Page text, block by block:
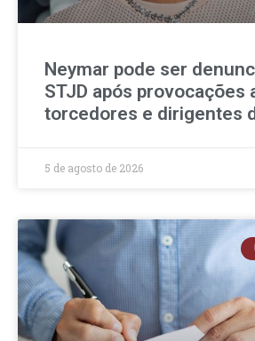
Neymar pode ser
STJD após provocações
torcedores e dirigentes
5 de agosto de 2026